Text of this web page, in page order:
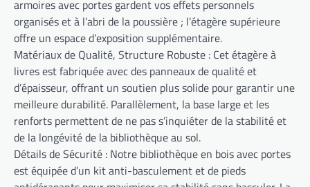
armoires avec portes gardent vos effets personnels
organisés et à l’abri de la poussière ; l’étagère supérieure
offre un espace d’exposition supplémentaire.
Matériaux de Qualité, Structure Robuste : Cet étagère à
livres est fabriquée avec des panneaux de qualité et
d’épaisseur, offrant un soutien plus solide pour garantir une
meilleure durabilité. Parallèlement, la base large et les
renforts permettent de ne pas s’inquiéter de la stabilité et
de la longévité de la bibliothèque au sol.
Détails de Sécurité : Notre bibliothèque en bois avec portes
est équipée d’un kit anti-basculement et de pieds